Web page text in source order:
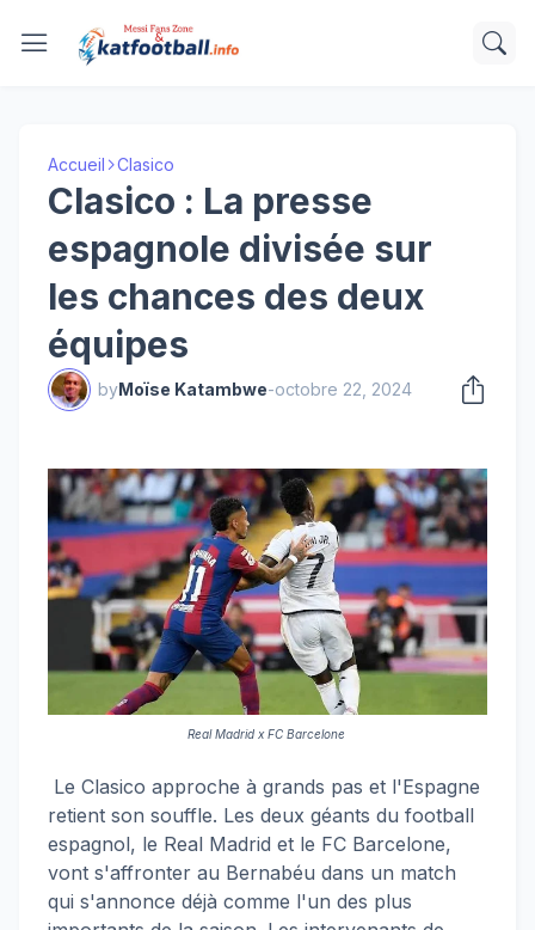
Accueil Clasico
Clasico : La presse
espagnole divisée sur
les chances des deux
équipes
byMoïse Katambwe-octobre 22, 2024
Real Madrid x FC Barcelone
Le Clasico approche à grands pas et l'Espagne
retient son souffle. Les deux géants du football
espagnol, le Real Madrid et le FC Barcelone,
vont s'affronter au Bernabéu dans un match
qui s'annonce déjà comme l'un des plus